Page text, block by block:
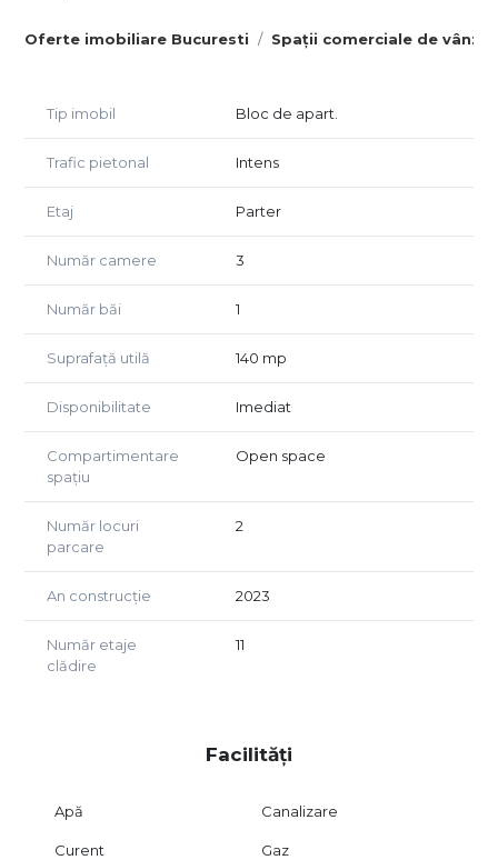
Oferte imobiliare Bucuresti Spații comerciale de
✔ 2 locuri de parcare chiar in fata – un avantaj rar
✔ Open space – il configurezi exact cum vrei
✔ Vizibilitate foarte buna pentru branding si expunere
✔ Potrivit pentru: showroom, clinica, salon, birouri, retail
sau horeca
Este genul de spatiu care iti poate ridica business-ul la alt
nivel — nu doar un loc unde functionezi, ci unde cresti.
Pret de lista: 265.000 Euro + TVA
Tip imobil Bloc de apart.
Trafic pietonal Intens
Etaj Parter
Număr camere 3
Număr băi 1
Suprafață utilă 140 mp
Disponibilitate Imediat
Compartimentare
spațiu
Open space
Număr locuri
parcare
2
An construcție 2023
Număr etaje
clădire
11
Facilități
Apă Canalizare
Curent Gaz